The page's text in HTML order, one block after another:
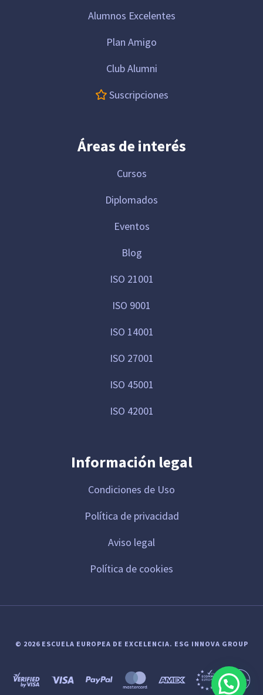
Alumnos Excelentes
Plan Amigo
Club Alumni
Suscripciones
Áreas de interés
Cursos
Diplomados
Eventos
Blog
ISO 21001
ISO 9001
ISO 14001
ISO 27001
ISO 45001
ISO 42001
Información legal
Condiciones de Uso
Política de privacidad
Aviso legal
Política de cookies
© 2026 ESCUELA EUROPEA DE EXCELENCIA. ESG INNOVA GROUP